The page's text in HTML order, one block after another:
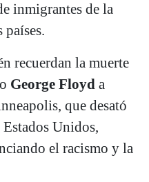
inmigrantes de la
recuerdan la muerte
George Floyd a
que desató
Unidos,
el racismo y la